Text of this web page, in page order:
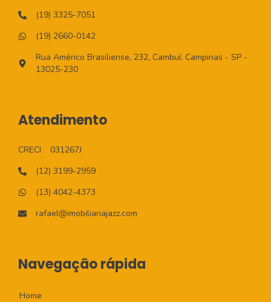
(19) 3325-7051
(19) 2660-0142
Rua Américo Brasiliense, 232, Cambuí, Campinas - SP -
13025-230
Atendimento
CRECI
031267J
(12) 3199-2959
(13) 4042-4373
rafael@imobiliariajazz.com
Navegação rápida
Home